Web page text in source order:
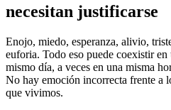
necesitan justificarse
Enojo, miedo, esperanza, alivio,
euforia. Todo eso puede coexistir en
mismo día, a veces en una misma
No hay emoción incorrecta frente a
que vivimos.